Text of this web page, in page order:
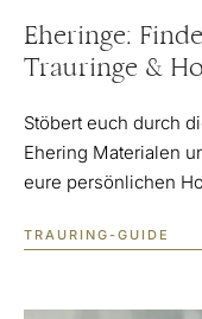
Eheringe:
Trauringe &
Stöbert euch durch
Ehering Materialen
eure persönlichen
TRAURING-GUIDE